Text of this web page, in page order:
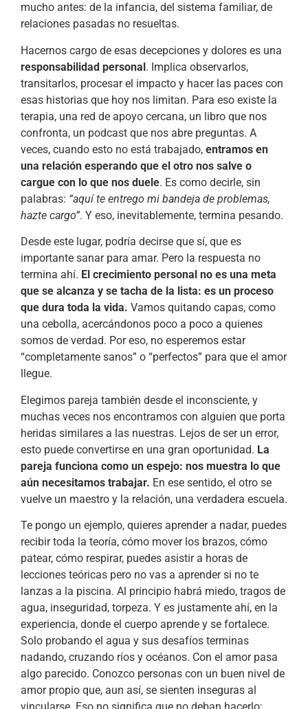
mucho antes: de la infancia, del sistema familiar, de
relaciones pasadas no resueltas.
Hacernos cargo de esas decepciones y dolores es una
responsabilidad personal. Implica observarlos,
transitarlos, procesar el impacto y hacer las paces con
esas historias que hoy nos limitan. Para eso existe la
terapia, una red de apoyo cercana, un libro que nos
confronta, un podcast que nos abre preguntas. A
veces, cuando esto no está trabajado, entramos en
una relación esperando que el otro nos salve o
cargue con lo que nos duele. Es como decirle, sin
palabras: “aquí te entrego mi bandeja de problemas,
hazte cargo”. Y eso, inevitablemente, termina pesando.
Desde este lugar, podría decirse que sí, que es
importante sanar para amar. Pero la respuesta no
termina ahí. El crecimiento personal no es una meta
que se alcanza y se tacha de la lista: es un proceso
que dura toda la vida. Vamos quitando capas, como
una cebolla, acercándonos poco a poco a quienes
somos de verdad. Por eso, no esperemos estar
“completamente sanos” o “perfectos” para que el amor
llegue.
Elegimos pareja también desde el inconsciente, y
muchas veces nos encontramos con alguien que porta
heridas similares a las nuestras. Lejos de ser un error,
esto puede convertirse en una gran oportunidad. La
pareja funciona como un espejo: nos muestra lo que
aún necesitamos trabajar. En ese sentido, el otro se
vuelve un maestro y la relación, una verdadera escuela.
Te pongo un ejemplo, quieres aprender a nadar, puedes
recibir toda la teoría, cómo mover los brazos, cómo
patear, cómo respirar, puedes asistir a horas de
lecciones teóricas pero no vas a aprender si no te
lanzas a la piscina. Al principio habrá miedo, tragos de
agua, inseguridad, torpeza. Y es justamente ahí, en la
experiencia, donde el cuerpo aprende y se fortalece.
Solo probando el agua y sus desafíos terminas
nadando, cruzando ríos y océanos. Con el amor pasa
algo parecido. Conozco personas con un buen nivel de
amor propio que, aun así, se sienten inseguras al